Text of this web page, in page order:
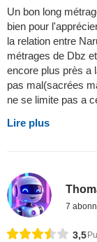
Un bon long
bien pour
la relation entre
métrages de Dbz
encore plus près a
pas mal(sacrées
ne se limite pas a
Lire plus
7
3,5